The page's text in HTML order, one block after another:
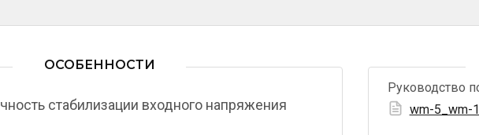
ОСОБЕННОСТИ
стабилизации входного напряжения
Руководство
wm-5_wm-